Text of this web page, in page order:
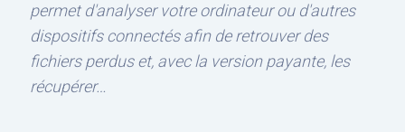
vidéos. Je recommanderai avec joie ce logiciel de
récupération car il a réussi à sauver les SEULS
souvenirs visuels que j'ai de mon enfance.
permet d'analyser votre ordinateur ou d'autres
dispositifs connectés afin de retrouver des
fichiers perdus et, avec la version payante, les
récupérer…